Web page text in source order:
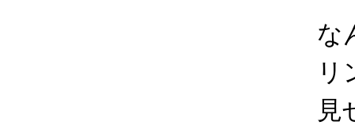
な
リ
見